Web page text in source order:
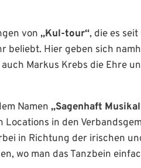
von „Kul-tour“, die es
beliebt. Hier geben sich
Markus Krebs die Ehre
Namen „Sagenhaft
in den
in Richtung der irischen
wo man das Tanzbein